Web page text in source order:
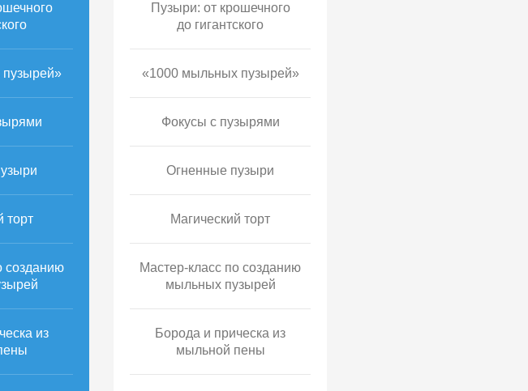
торт
созданию
из
Пузыри: от крошечного
до гигантского
«1000 мыльных пузырей»
Фокусы с пузырями
Огненные пузыри
Магический торт
Мастер-класс по созданию
мыльных пузырей
Борода и прическа из
мыльной пены